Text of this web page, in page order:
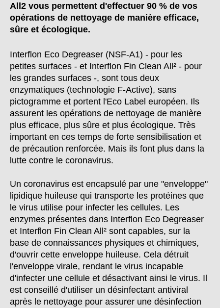
All2 vous permettent d'effectuer 90 % de vos
opérations de nettoyage de manière efficace,
sûre et écologique.
Interflon Eco Degreaser (NSF-A1) - pour les
petites surfaces - et Interflon Fin Clean All² - pour
les grandes surfaces -, sont tous deux
enzymatiques (technologie F-Active), sans
pictogramme et portent l'Eco Label européen. Ils
assurent les opérations de nettoyage de manière
plus efficace, plus sûre et plus écologique. Très
important en ces temps de forte sensibilisation et
de précaution renforcée. Mais ils font plus dans la
lutte contre le coronavirus.
Un coronavirus est encapsulé par une "enveloppe"
lipidique huileuse qui transporte les protéines que
le virus utilise pour infecter les cellules. Les
enzymes présentes dans Interflon Eco Degreaser
et Interflon Fin Clean All² sont capables, sur la
base de connaissances physiques et chimiques,
d'ouvrir cette enveloppe huileuse. Cela détruit
l'enveloppe virale, rendant le virus incapable
d'infecter une cellule et désactivant ainsi le virus. Il
est conseillé d'utiliser un désinfectant antiviral
après le nettoyage pour assurer une désinfection